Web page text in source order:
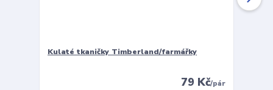
Kulaté tkaničky Timberland/farmářky
79 Kč/pár